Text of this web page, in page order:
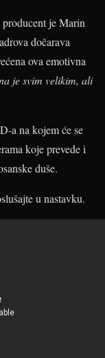
producent je Marin
dočarava
ova emotivna
je svim velikim, ali
a na kojem će se
koje prevede i
duše.
u nastavku.